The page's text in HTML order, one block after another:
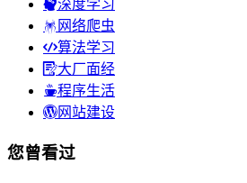
深度学习
网络爬虫
算法学习
大厂面经
程序生活
网站建设
您曾看过